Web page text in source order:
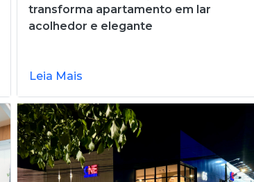
transforma apartamento em lar
acolhedor e elegante
Leia Mais